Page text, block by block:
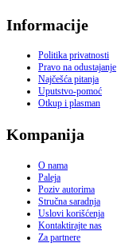
Informacije
Politika privatnosti
Pravo na odustajanje
Najčešća pitanja
Uputstvo-pomoć
Otkup i plasman
Kompanija
O nama
Paleja
Poziv autorima
Stručna saradnja
Uslovi korišćenja
Kontaktirajte nas
Za partnere